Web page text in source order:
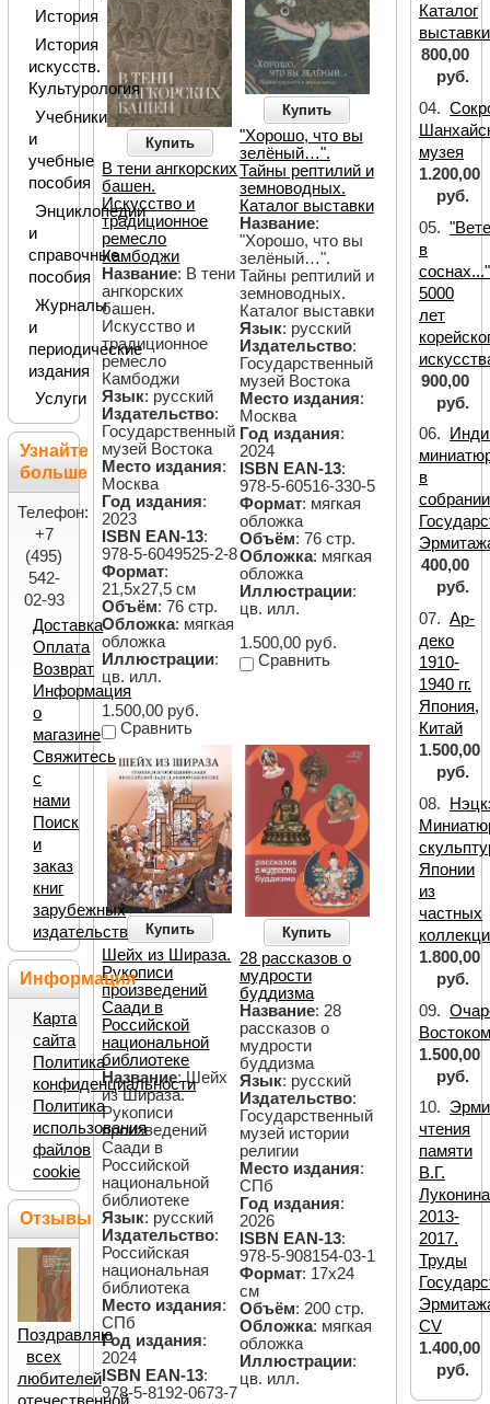
Купить
В тени ангкорских
башен.
Искусство и
традиционное
ремесло
Камбоджи
Название: В тени
ангкорских
башен.
Искусство и
традиционное
ремесло
Камбоджи
Язык: русский
Издательство:
Государственный
музей Востока
Место издания:
Москва
Год издания:
2023
ISBN EAN-13:
978-5-6049525-2-8
Формат:
21,5х27,5 см
Объём: 76 стр.
Обложка: мягкая
обложка
Иллюстрации:
цв. илл.
1.500,00 руб.
Сравнить
Купить
"Хорошо, что вы
зелёный…".
Тайны рептилий и
земноводных.
Каталог выставки
Название:
"Хорошо, что вы
зелёный…".
Тайны рептилий и
земноводных.
Каталог выставки
Язык: русский
Издательство:
Государственный
музей Востока
Место издания:
Москва
Год издания:
2024
ISBN EAN-13:
978-5-60516-330-5
Формат: мягкая
обложка
Объём: 76 стр.
Обложка: мягкая
обложка
Иллюстрации:
цв. илл.
1.500,00 руб.
Сравнить
Купить
Шейх из Шираза.
Рукописи
произведений
Саади в
Российской
национальной
библиотеке
Название: Шейх
из Шираза.
Рукописи
произведений
Саади в
Российской
национальной
библиотеке
Язык: русский
Издательство:
Российская
национальная
библиотека
Место издания:
СПб
Год издания:
2024
ISBN EAN-13:
978-5-8192-0673-7
Купить
28 рассказов о
мудрости
буддизма
Название: 28
рассказов о
мудрости
буддизма
Язык: русский
Издательство:
Государственный
музей истории
религии
Место издания:
СПб
Год издания:
2026
ISBN EAN-13:
978-5-908154-03-1
Формат: 17х24
см
Объём: 200 стр.
Обложка: мягкая
обложка
Иллюстрации:
цв. илл.
История
История
искусств.
Культурология
Учебники
и
учебные
пособия
Энциклопедии
и
справочные
пособия
Журналы
и
периодические
издания
Услуги
Узнайте
больше
Телефон:
+7
(495)
542-
02-93
Доставка
Оплата
Возврат
Информация
о
магазине
Свяжитесь
с
нами
Поиск
и
заказ
книг
зарубежных
издательств
Информация
Карта
сайта
Политика
конфиденциальности
Политика
использования
файлов
cookie
Отзывы
Поздравляю
всех
любителей
Каталог
выставки
800,00
руб.
04.
музея
1.200,00
руб.
05.
в
соснах..."
5000
лет
900,00
руб.
06.
в
собрании
400,00
руб.
07.Ар-
деко
1910-
1940 гг.
Япония,
Китай
1.500,00
руб.
08.
Японии
из
частных
1.800,00
руб.
09.
1.500,00
руб.
10.
чтения
памяти
В.Г.
2013-
2017.
Труды
CV
1.400,00
руб.